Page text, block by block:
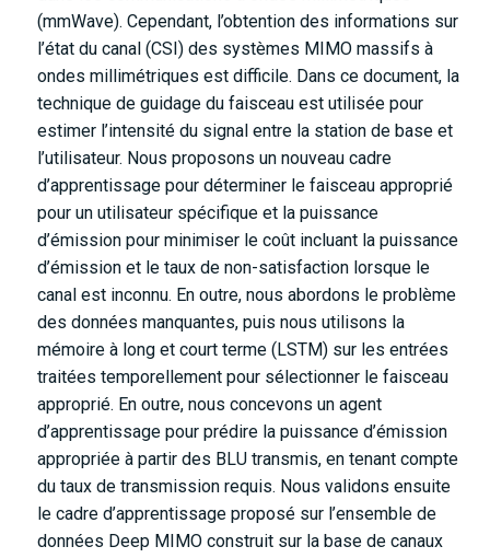
(mmWave). Cependant, l’obtention des informations sur
l’état du canal (CSI) des systèmes MIMO massifs à
ondes millimétriques est difficile. Dans ce document, la
technique de guidage du faisceau est utilisée pour
estimer l’intensité du signal entre la station de base et
l’utilisateur. Nous proposons un nouveau cadre
d’apprentissage pour déterminer le faisceau approprié
pour un utilisateur spécifique et la puissance
d’émission pour minimiser le coût incluant la puissance
d’émission et le taux de non-satisfaction lorsque le
canal est inconnu. En outre, nous abordons le problème
des données manquantes, puis nous utilisons la
mémoire à long et court terme (LSTM) sur les entrées
traitées temporellement pour sélectionner le faisceau
approprié. En outre, nous concevons un agent
d’apprentissage pour prédire la puissance d’émission
appropriée à partir des BLU transmis, en tenant compte
du taux de transmission requis. Nous validons ensuite
le cadre d’apprentissage proposé sur l’ensemble de
données Deep MIMO construit sur la base de canaux